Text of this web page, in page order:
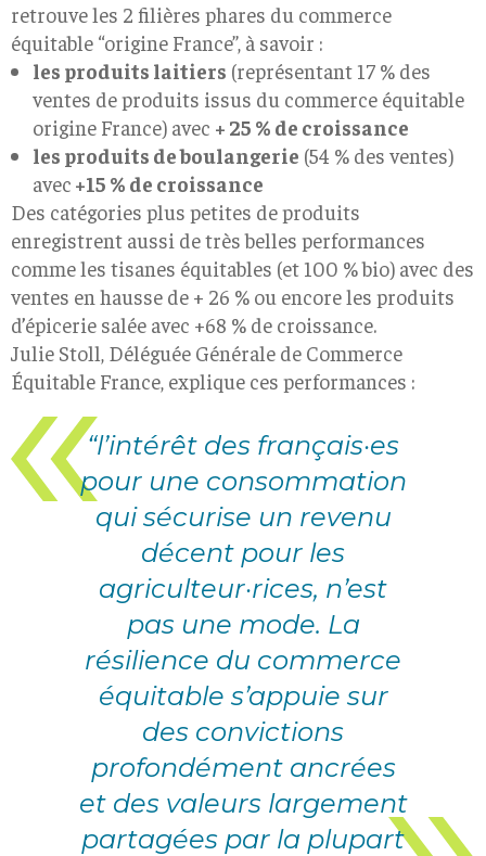
retrouve les 2 filières phares du commerce
équitable “origine France”, à savoir :
les produits laitiers (représentant 17 % des
ventes de produits issus du commerce équitable
origine France) avec + 25 % de croissance
les produits de boulangerie (54 % des ventes)
avec +15 % de croissance
Des catégories plus petites de produits
enregistrent aussi de très belles performances
comme les tisanes équitables (et 100 % bio) avec des
ventes en hausse de + 26 % ou encore les produits
d’épicerie salée avec +68 % de croissance.
Julie Stoll, Déléguée Générale de Commerce
Équitable France, explique ces performances :
“l’intérêt des français·es
pour une consommation
qui sécurise un revenu
décent pour les
agriculteur·rices, n’est
pas une mode. La
résilience du commerce
équitable s’appuie sur
des convictions
profondément ancrées
et des valeurs largement
partagées par la plupart